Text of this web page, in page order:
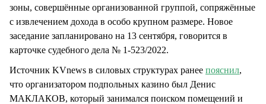
зоны, совершённые организованной группой, сопряжённые
с извлечением дохода в особо крупном размере. Новое
заседание запланировано на 13 сентября, говорится в
карточке судебного дела № 1-523/2022.
Источник KVnews в силовых структурах ранее пояснил,
что организатором подпольных казино был Денис
МАКЛАКОВ, который занимался поиском помещений и